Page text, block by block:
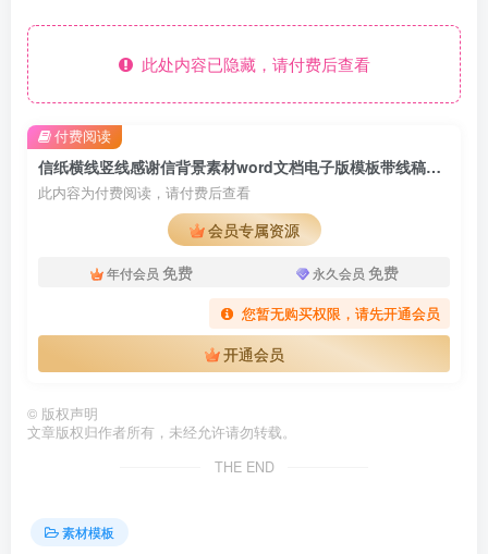
此处内容已隐藏，请付费后查看
信纸横线竖线感谢信背景素材word文档电子版模板带线稿纸a4图片
此内容为付费阅读，请付费后查看
会员专属资源
年付会员 免费 永久会员 免费
您暂无购买权限，请先开通会员
开通会员
付费阅读
© 版权声明
文章版权归作者所有，未经允许请勿转载。
THE END
素材模板